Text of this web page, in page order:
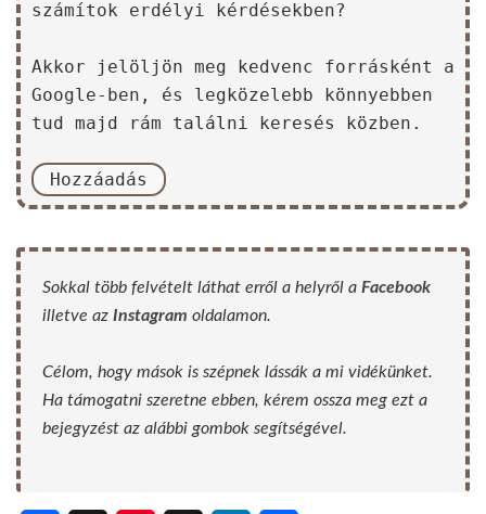
számítok erdélyi kérdésekben?
Akkor jelöljön meg kedvenc forrásként a
Google-ben, és legközelebb könnyebben
tud majd rám találni keresés közben.
Hozzáadás
Sokkal több felvételt láthat erről a helyről a Facebook
illetve az Instagram oldalamon.
Célom, hogy mások is szépnek lássák a mi vidékünket.
Ha támogatni szeretne ebben, kérem ossza meg ezt a
bejegyzést az alábbi gombok segítségével.